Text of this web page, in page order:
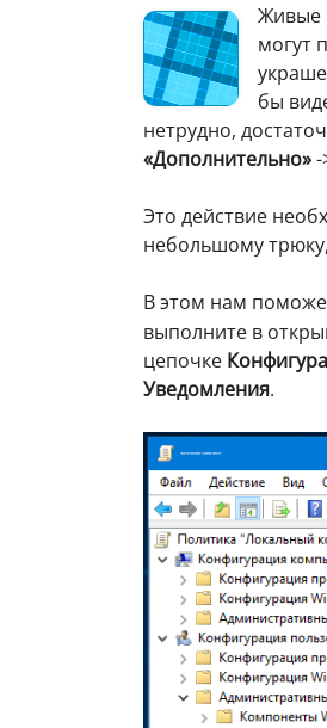
Живые
могут
бы
нетрудно,
«Дополнительно»-
Это действие
небольшому
В этом нам
выполните в
цепочке
Уведомления.